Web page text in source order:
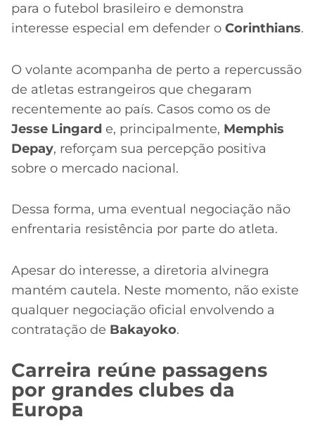
para o futebol brasileiro e demonstra
interesse especial em defender o Corinthians.
O volante acompanha de perto a repercussão
de atletas estrangeiros que chegaram
recentemente ao país. Casos como os de
Jesse Lingard e, principalmente, Memphis
Depay, reforçam sua percepção positiva
sobre o mercado nacional.
Dessa forma, uma eventual negociação não
enfrentaria resistência por parte do atleta.
Apesar do interesse, a diretoria alvinegra
mantém cautela. Neste momento, não existe
qualquer negociação oficial envolvendo a
contratação de Bakayoko.
Carreira reúne passagens
por grandes clubes da
Europa